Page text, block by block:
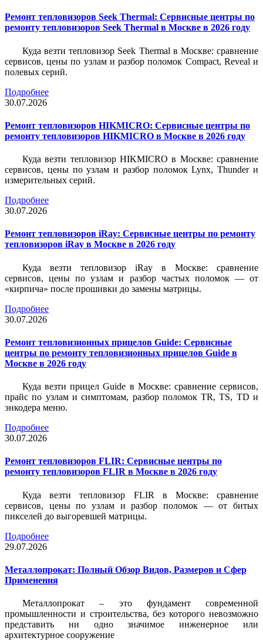
Ремонт тепловизоров Seek Thermal: Сервисные центры по
ремонту тепловизоров Seek Thermal в Москве в 2026 году
Куда везти тепловизор Seek Thermal в Москве: сравнение
сервисов, цены по узлам и разбор поломок Compact, Reveal и
полевых серий.
Подробнее
30.07.2026
Ремонт тепловизоров HIKMICRO: Сервисные центры по
ремонту тепловизоров HIKMICRO в Москве в 2026 году
Куда везти тепловизор HIKMICRO в Москве: сравнение
сервисов, цены по узлам и разбор поломок Lynx, Thunder и
измерительных серий.
Подробнее
30.07.2026
Ремонт тепловизоров iRay: Сервисные центры по ремонту
тепловизоров iRay в Москве в 2026 году
Куда везти тепловизор iRay в Москве: сравнение
сервисов, цены по узлам и разбор частых поломок — от
«кирпича» после прошивки до замены матрицы.
Подробнее
30.07.2026
Ремонт тепловизионных прицелов Guide: Сервисные
центры по ремонту тепловизионных прицелов Guide в
Москве в 2026 году
Куда везти прицел Guide в Москве: сравнение сервисов,
прайс по узлам и симптомам, разбор поломок TR, TS, TD и
энкодера меню.
Подробнее
30.07.2026
Ремонт тепловизоров FLIR: Сервисные центры по
ремонту тепловизоров FLIR в Москве в 2026 году
Куда везти тепловизор FLIR в Москве: сравнение
сервисов, цены по узлам и разбор поломок — от битых
пикселей до выгоревшей матрицы.
Подробнее
29.07.2026
Металлопрокат: Полный Обзор Видов, Размеров и Сфер
Применения
Металлопрокат – это фундамент современной
промышленности и строительства, без которого невозможно
представить ни одно значимое инженерное или
архитектурное сооружение